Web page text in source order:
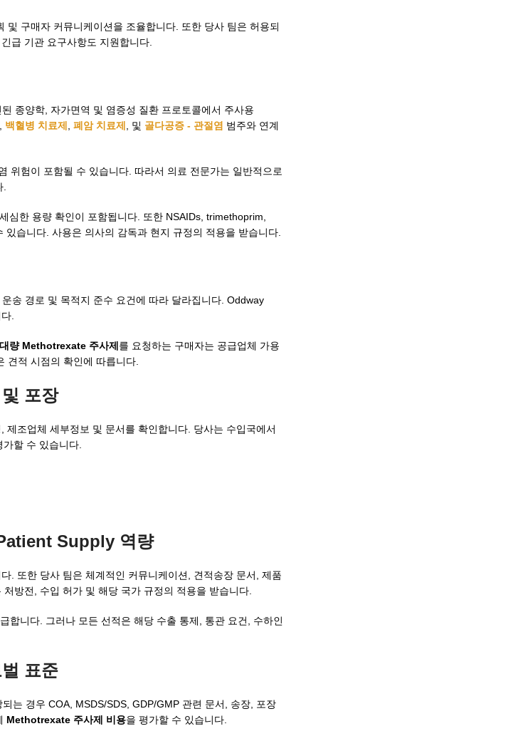
및 구매자 커뮤니케이션을 조율합니다. 또한 당사 팀은 허용되
급 기관 요구사항도 지원합니다.
종양학, 자가면역 및 염증성 질환 프로토콜에서 주사용
백혈병 치료제 폐암 치료제 , 및 골다공증 - 관절염 범주와 연계
위험이 포함될 수 있습니다. 따라서 의료 전문가는 일반적으로
한 용량 확인이 포함됩니다. 또한 NSAIDs, trimethoprim,
습니다. 사용은 의사의 감독과 현지 규정의 적용을 받습니다.
송 경로 및 목적지 준수 요건에 따라 달라집니다. Oddway
.
대량 Methotrexate 주사제를 요청하는 구매자는 공급업체 가용
견적 시점의 확인에 따릅니다.
포장
조업체 세부정보 및 문서를 확인합니다. 당사는 수입국에서
가할 수 있습니다.
Supply 역량
. 또한 당사 팀은 체계적인 커뮤니케이션, 견적송장 문서, 제품
방전, 수입 허가 및 해당 국가 규정의 적용을 받습니다.
합니다. 그러나 모든 선적은 해당 수출 통제, 통관 요건, 수하인
표준
는 경우 COA, MSDS/SDS, GDP/GMP 관련 문서, 송장, 포장
Methotrexate 주사제 비용을 평가할 수 있습니다.